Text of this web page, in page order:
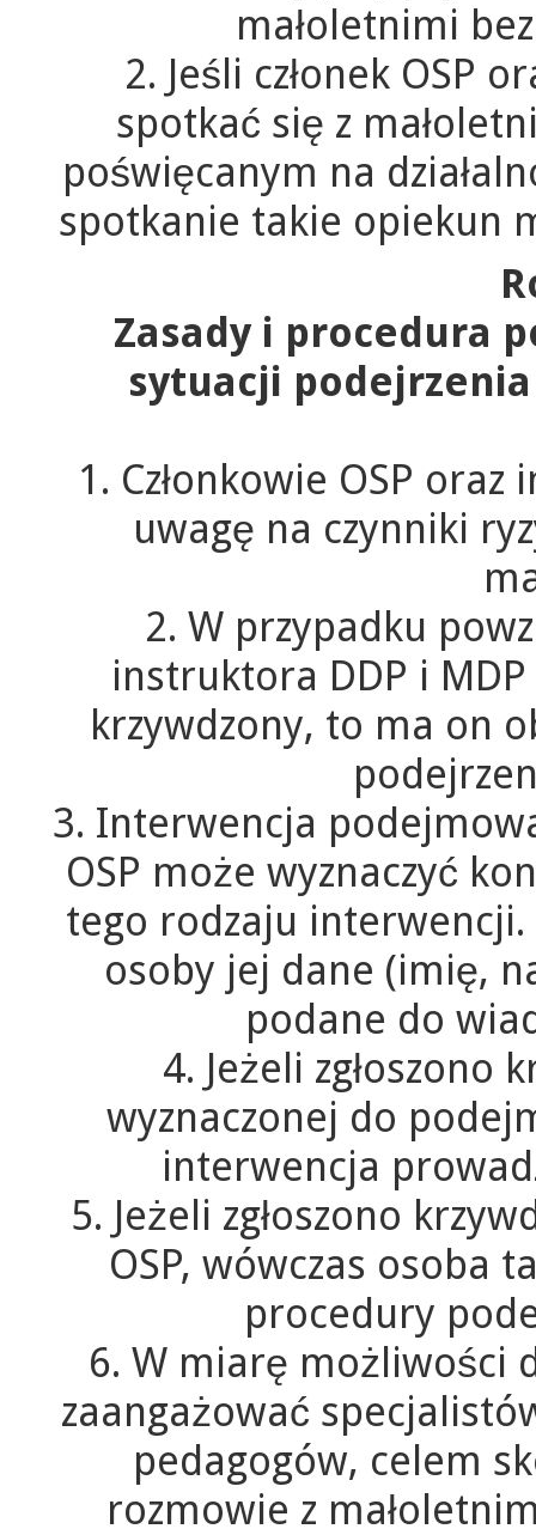
małoletnimi
2. Jeśli członek OSP
spotkać się z
poświęcanym na
spotkanie takie opiekun
Zasady i procedura
sytuacji
1. Członkowie OSP
uwagę na czynniki
2. W przypadku
instruktora DDP i
krzywdzony, to ma on
3. Interwencja
OSP może wyznaczyć
tego rodzaju interwencji.
osoby jej dane (imię,
podane do
4. Jeżeli zgłoszono
wyznaczonej do
interwencja
5. Jeżeli zgłoszono
OSP, wówczas osoba
procedury
6. W miarę możliwości
zaangażować
pedagogów, celem
rozmowie z